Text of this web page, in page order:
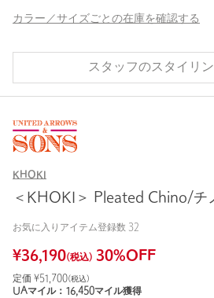
カラー／サイズごとの在庫を確認する
スタッフのスタイリ
KHOKI
＜KHOKI＞ Pleated Chino/チ
お気に入りアイテム登録数 32
¥36,190(税込) 30%OFF
定価 ¥51,700(税込)
UAマイル： 16,450マイル獲得